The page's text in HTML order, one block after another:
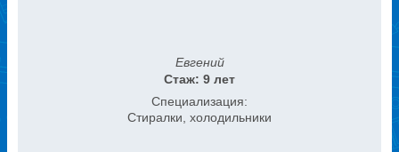
Евгений
Стаж: 9 лет
Специализация:
Стиралки, холодильники